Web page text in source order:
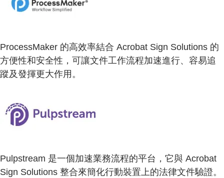
ProcessMaker 的高效率結合 Acrobat Sign Solutions 的
方便性和安全性，可讓文件工作流程加速進行、容易追
蹤及發揮更大作用。
Pulpstream 是一個加速業務流程的平台，它與 Acrobat
Sign Solutions 整合來簡化行動裝置上的法律文件驗證。